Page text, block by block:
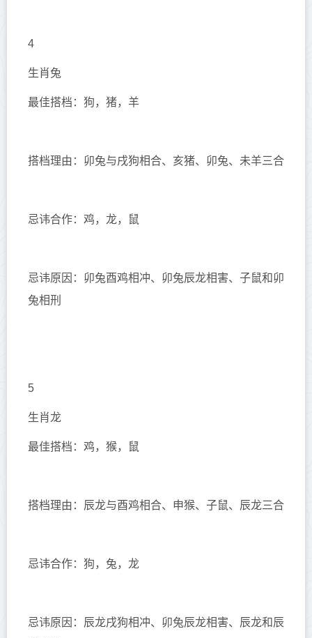
4
生肖兔
最佳搭档：狗，猪，羊
搭档理由：卯兔与戌狗相合、亥猪、卯兔、未羊三合
忌讳合作：鸡，龙，鼠
忌讳原因：卯兔酉鸡相冲、卯兔辰龙相害、子鼠和卯
兔相刑
5
生肖龙
最佳搭档：鸡，猴，鼠
搭档理由：辰龙与酉鸡相合、申猴、子鼠、辰龙三合
忌讳合作：狗，兔，龙
忌讳原因：辰龙戌狗相冲、卯兔辰龙相害、辰龙和辰